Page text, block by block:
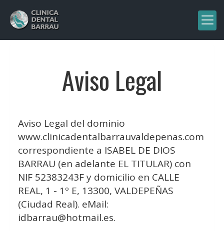
Aviso Legal
Aviso Legal del dominio
www.clinicadentalbarrauvaldepenas.com
correspondiente a ISABEL DE DIOS
BARRAU (en adelante EL TITULAR) con
NIF 52383243Fy domicilio en CALLE
REAL, 1 - 1º E, 13300, VALDEPEÑAS
(Ciudad Real). eMail:
idbarrau@hotmail.es.